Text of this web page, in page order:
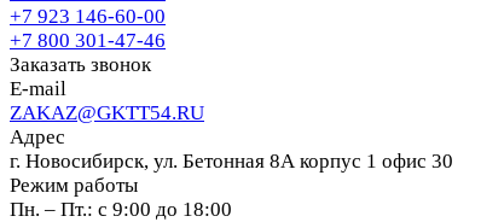
+7 923 146-60-00
+7 800 301-47-46
Заказать звонок
E-mail
ZAKAZ@GKTT54.RU
Адрес
г. Новосибирск, ул. Бетонная 8А корпус 1 офис 30
Режим работы
Пн. – Пт.: с 9:00 до 18:00